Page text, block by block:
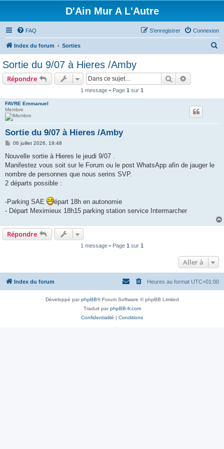
D'Ain Mur A L'Autre
FAQ Connexion
S’enregistrer
Index du forum Sorties
Sortie du 9/07 à Hieres /Amby
Répondre Rechercher
1 message • Page 1 sur 1
FAVRE Emmanuel
Membre
Sortie du 9/07 à Hieres /Amby
M
s
a
g
06 juillet 2026, 19:48
Nouvelle sortie à Hieres le jeudi 9/07 .
Manifestez vous soit sur le Forum ou le post WhatsApp afin de jauger le
nombre de personnes que nous serins SVP.
2 départs possible :
-Parking SAE
épart 18h en autonomie
- Départ Meximieux 18h15 parking station service Intermarcher
Répondre
1 message • Page 1 sur 1
Aller à
Index du forum Heures au format UTC+01:00
Développé parphpBB® Forum Software © phpBB Limited
Traduit parphpBB-fr.com
Confidentialité | Conditions